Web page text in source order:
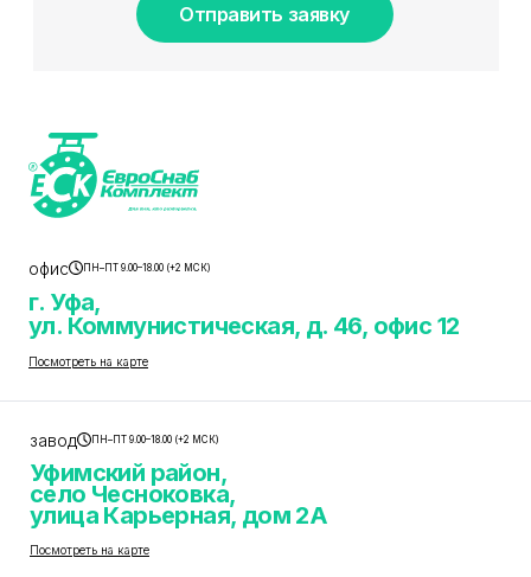
Отправить заявку
офис ПН–ПТ 9.00–18.00 (+2 МСК)
г. Уфа,
ул. Коммунистическая, д. 46, офис 12
Посмотреть на карте
завод ПН–ПТ 9.00–18.00 (+2 МСК)
Уфимский район,
село Чесноковка,
улица Карьерная, дом 2А
Посмотреть на карте